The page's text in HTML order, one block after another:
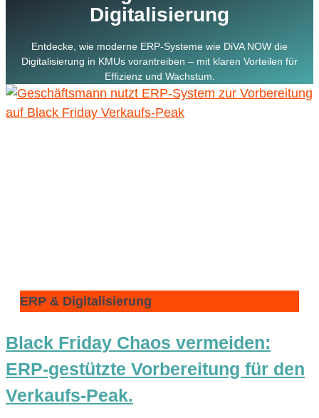
Digitalisierung
Entdecke, wie moderne ERP-Systeme wie DiVA NOW die
Digitalisierung in KMUs vorantreiben – mit klaren Vorteilen für
Effizienz und Wachstum.
ERP & Digitalisierung
Black Friday Chaos vermeiden:
ERP-gestützte Vorbereitung für den
Verkaufs-Peak.